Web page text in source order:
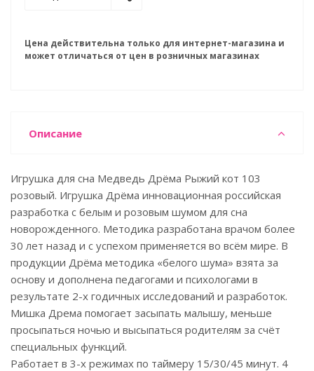
Цена действительна только для интернет-магазина и
может отличаться от цен в розничных магазинах
Описание
Игрушка для сна Медведь Дрёма Рыжий кот 103
розовый. Игрушка Дрёма инновационная российская
разработка с белым и розовым шумом для сна
новорожденного. Методика разработана врачом более
30 лет назад и с успехом применяется во всём мире. В
продукции Дрёма методика «белого шума» взята за
основу и дополнена педагогами и психологами в
результате 2-х годичных исследований и разработок.
Мишка Дрема помогает засыпать малышу, меньше
просыпаться ночью и высыпаться родителям за счёт
специальных функций.
Работает в 3-х режимах по таймеру 15/30/45 минут. 4